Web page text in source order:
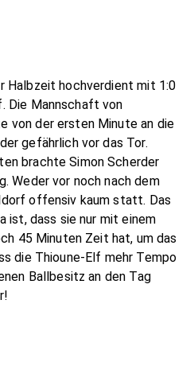
Halbzeit hochverdient mit 1:0
Die Mannschaft von
von der ersten Minute an die
gefährlich vor das Tor.
brachte Simon Scherder
Weder vor noch nach dem
offensiv kaum statt. Das
ist, dass sie nur mit einem
45 Minuten Zeit hat, um das
die Thioune-Elf mehr Tempo
Ballbesitz an den Tag